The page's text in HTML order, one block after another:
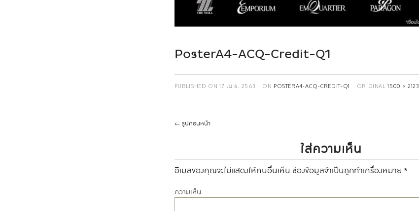
PosterA4-ACQ-Credit-Q1
PUBLISHED ON 17 เม.ย. 2563 ON POSTERA4-ACQ-CREDIT-Q1 ORIGINAL1500 × 2123
← รูปก่อนหน้า
ใส่ความเห็น
อีเมลของคุณจะไม่แสดงให้คนอื่นเห็น ช่องข้อมูลจำเป็นถูกทำเครื่องหมาย *
ความเห็น